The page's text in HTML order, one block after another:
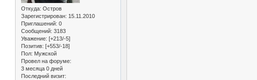
Откуда: Остров
Зарегистрирован: 15.11.2010
Приглашений: 0
Сообщений: 3183
Уважение: [+213/-5]
Позитив: [+553/-18]
Пол: Мужской
Провел на форуме:
3 месяца 0 дней
Последний визит: